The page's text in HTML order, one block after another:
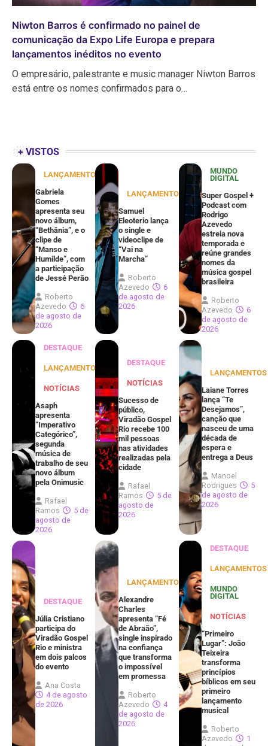
Niwton Barros é confirmado no painel de
comunicação da Expo Life Europa e prepara
lançamentos inéditos no evento
O empresário, palestrante e music manager Niwton Barros
está entre os nomes confirmados para o…
+ VISTOS
LANÇAMENTOS
Gabriela
Gomes
apresenta seu
novo álbum,
“Bethânia”, e o
clipe de
“Manso e
Humilde”, com
a participação
de Jessé Perão
Roberto
Azevedo
6
de agosto de
2026
LANÇAMENTOS
Samuel
Eleoterio lança
o single e
videoclipe de
“Vai na
Marcha”
Roberto
Azevedo
6
de agosto de
2026
MUNDO
DIGITAL
Super Gospel +
Podcast com
Rodrigo
Azevedo
estreia nova
temporada e
reúne grandes
nomes da
música gospel
brasileira
Roberto
Azevedo
6
de agosto de
2026
DESTAQUE
LANÇAMENTOS
NOTÍCIAS
Asaph
apresenta
“Imperativo
Categórico”,
segunda
música de
trabalho de seu
novo álbum
pela Onimusic
Rafael
Ramos
5 de
agosto de
2026
DESTAQUE
NOTÍCIAS
Sucesso de
público,
Viradão Gospel
Rio recebe 100
mil pessoas
nas atividades
realizadas pela
cidade
Rafael
Ramos
5 de
agosto de
2026
LANÇAMENTOS
Laiane Torres
lança “Te
Desejamos”,
canção que
nasceu de uma
década de
espera e
entrega a Deus
Manoel
Rodrigues
5
de agosto de
2026
DESTAQUE
Júlia Cristiano
participa do
Viradão Gospel
Rio e ministra
em dois palcos
do evento
Ana Costa
4 de agosto
de 2026
LANÇAMENTOS
Alexandre
Charles
apresenta “Fé
de Abraão”,
single inspirado
na confiança
que transforma
o impossível
em promessa
Roberto
Azevedo
4
de agosto de
2026
DESTAQUE
LANÇAMENTOS
MUNDO
DIGITAL
NOTÍCIAS
“Primeiro
Lugar”: João
Teixeira
transforma
princípios
bíblicos em seu
primeiro
lançamento
musical
Roberto
Azevedo
1